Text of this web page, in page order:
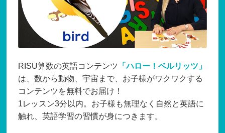
RISU算数の英語コンテンツ 「ハロー！ベルリッツ」
は、数から動物、宇宙まで、お子様がワクワクする
コンテンツを無料でお届け！
1レッスン3分以内。お子様も無理なく自然と英語に
触れ、英語学習の習慣が身につきます。